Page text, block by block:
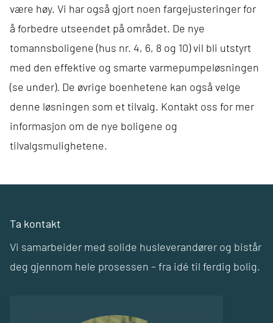
være høy. Vi har også gjort noen fargejusteringer for
å forbedre utseendet på området. De nye
tomannsboligene (hus nr. 4, 6, 8 og 10) vil bli utstyrt
med den effektive og smarte varmepumpeløsningen
(se under). De øvrige boenhetene kan også velge
denne løsningen som et tilvalg. Kontakt oss for mer
informasjon om de nye boligene og
tilvalgsmulighetene.
Ta kontakt
Vi samarbeider med solide husleverandører og bistår
deg gjennom hele prosessen – fra idé til ferdig bolig.